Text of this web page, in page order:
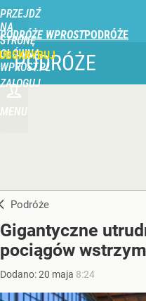
PRZEJDŹ
NA
STRONĘ
GŁÓWNĄ
WPROST.PL
PODRÓŻE WPROST
ZALOGUJ
MENU
PODRÓŻE
Podróże
Gigantyczne
pociągów
Dodano:20 maja 8:24